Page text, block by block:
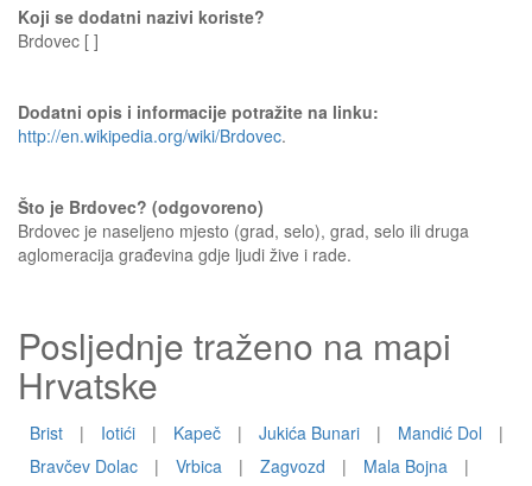
Koji se dodatni nazivi koriste?
Brdovec [ ]
Dodatni opis i informacije potražite na linku:
http://en.wikipedia.org/wiki/Brdovec.
Što je Brdovec? (odgovoreno)
Brdovec je naseljeno mjesto (grad, selo), grad, selo ili druga
aglomeracija građevina gdje ljudi žive i rade.
Posljednje traženo na mapi
Hrvatske
Brist | Iotići | Kapeč | Jukića Bunari | Mandić Dol
|
Bravčev Dolac
| Vrbica | Zagvozd | Mala Bojna
|